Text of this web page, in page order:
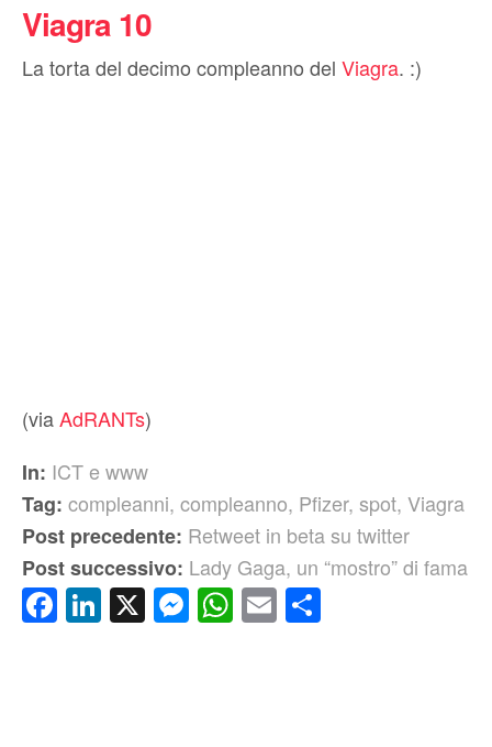
Viagra 10
La torta del decimo compleanno del Viagra. :)
(viaAdRANTs)
In: ICT e www
Tag: compleanni, compleanno, Pfizer, spot, Viagra
Post precedente: Retweet in beta su twitter
Post successivo: Lady Gaga, un “mostro” di fama
Facebook
LinkedIn
X Messenger
WhatsApp
Email